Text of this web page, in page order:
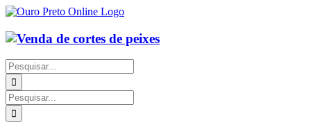
Ir
o
conteúdo
Buscar
resultados
para:
Buscar
resultados
para: